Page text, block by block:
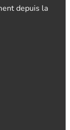
depuis la